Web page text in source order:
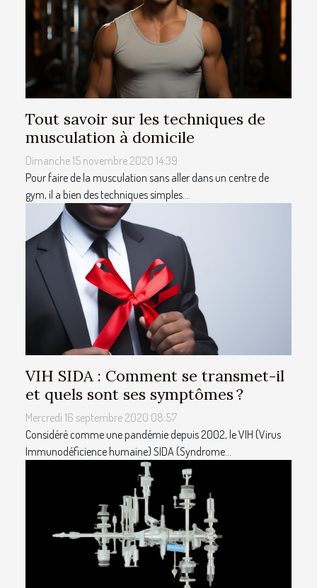
Tout savoir sur les techniques de
musculation à domicile
Dimanche 15 novembre 2020 14:39
Pour faire de la musculation sans aller dans un centre de
gym, il a bien des techniques simples...
VIH SIDA : Comment se transmet-il
et quels sont ses symptômes ?
Mercredi 16 septembre 2020 08:57
Considéré comme une pandémie depuis 2002, le VIH (Virus
Immunodéficience humaine) SIDA (Syndrome...